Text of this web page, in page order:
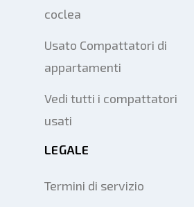
coclea
Usato Compattatori di
appartamenti
Vedi tutti i compattatori
usati
LEGALE
Termini di servizio